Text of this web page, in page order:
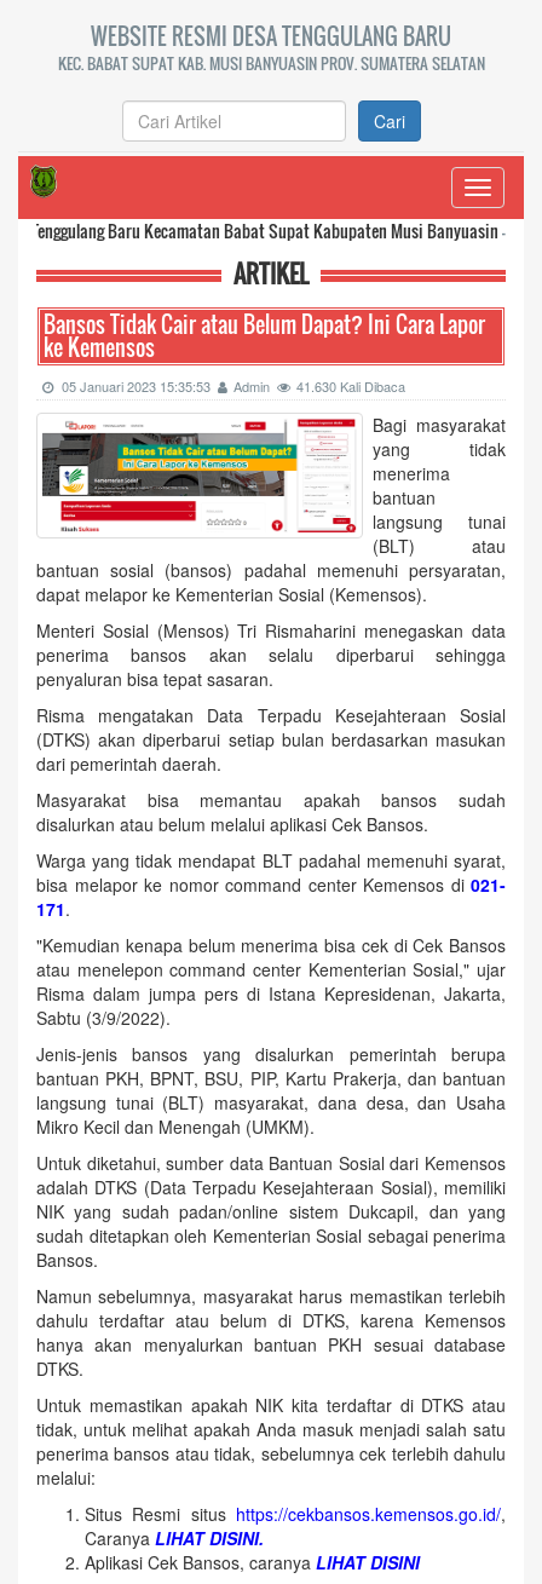
WEBSITE RESMI DESA TENGGULANG BARU
KEC. BABAT SUPAT KAB. MUSI BANYUASIN PROV. SUMATERA SELATAN
Cari
Toggle
Baru Kecamatan Babat Supat Kabupaten Musi Banyuasin-- selengkapnya...
ARTIKEL
Bansos Tidak Cair atau Belum Dapat? Ini Cara Lapor
ke Kemensos
05 Januari 2023 15:35:53 Admin 41.630 Kali Dibaca
Bagi masyarakat
yang tidak
menerima
bantuan
langsung tunai
(BLT) atau
bantuan sosial (bansos) padahal memenuhi persyaratan,
dapat melapor ke Kementerian Sosial (Kemensos).
Menteri Sosial (Mensos) Tri Rismaharini menegaskan data
penerima bansos akan selalu diperbarui sehingga
penyaluran bisa tepat sasaran.
Risma mengatakan Data Terpadu Kesejahteraan Sosial
(DTKS) akan diperbarui setiap bulan berdasarkan masukan
dari pemerintah daerah.
Masyarakat bisa memantau apakah bansos sudah
disalurkan atau belum melalui aplikasi Cek Bansos.
Warga yang tidak mendapat BLT padahal memenuhi syarat,
bisa melapor ke nomor command center Kemensos di 021-
171.
"Kemudian kenapa belum menerima bisa cek di Cek Bansos
atau menelepon command center Kementerian Sosial," ujar
Risma dalam jumpa pers di Istana Kepresidenan, Jakarta,
Sabtu (3/9/2022).
Jenis-jenis bansos yang disalurkan pemerintah berupa
bantuan PKH, BPNT, BSU, PIP, Kartu Prakerja, dan bantuan
langsung tunai (BLT) masyarakat, dana desa, dan Usaha
Mikro Kecil dan Menengah (UMKM).
Untuk diketahui, sumber data Bantuan Sosial dari Kemensos
adalah DTKS (Data Terpadu Kesejahteraan Sosial), memiliki
NIK yang sudah padan/online sistem Dukcapil, dan yang
sudah ditetapkan oleh Kementerian Sosial sebagai penerima
Bansos.
Namun sebelumnya, masyarakat harus memastikan terlebih
dahulu terdaftar atau belum di DTKS, karena Kemensos
hanya akan menyalurkan bantuan PKH sesuai database
DTKS.
Untuk memastikan apakah NIK kita terdaftar di DTKS atau
tidak, untuk melihat apakah Anda masuk menjadi salah satu
penerima bansos atau tidak, sebelumnya cek terlebih dahulu
melalui:
Situs Resmi situs https://cekbansos.kemensos.go.id/,
Caranya LIHAT DISINI.
Aplikasi Cek Bansos, caranya LIHAT DISINI